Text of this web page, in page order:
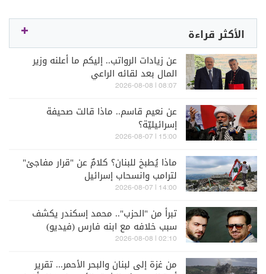
الأكثر قراءة
عن زيادات الرواتب.. إليكم ما أعلنه وزير
المال بعد لقائه الراعي
08:07 | 2026-08-08
عن نعيم قاسم.. ماذا قالت صحيفة
إسرائيليّة؟
15:00 | 2026-08-07
ماذا يُطبخ للبنان؟ كلامٌ عن "قرار مفاجئ"
لترامب وانسحاب إسرائيل
14:00 | 2026-08-07
تبرأ من "الحزب".. محمد إسكندر يكشف
سبب خلافه مع ابنه فارس (فيديو)
02:10 | 2026-08-08
من غزة إلى لبنان والبحر الأحمر... تقرير